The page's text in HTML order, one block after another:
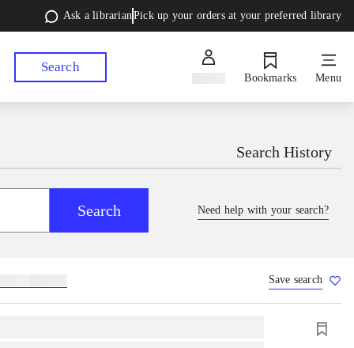
Ask a librarianPick up your orders at your preferred library
Search
Bookmarks Menu
Search History
Search Need help with your search?
Save search